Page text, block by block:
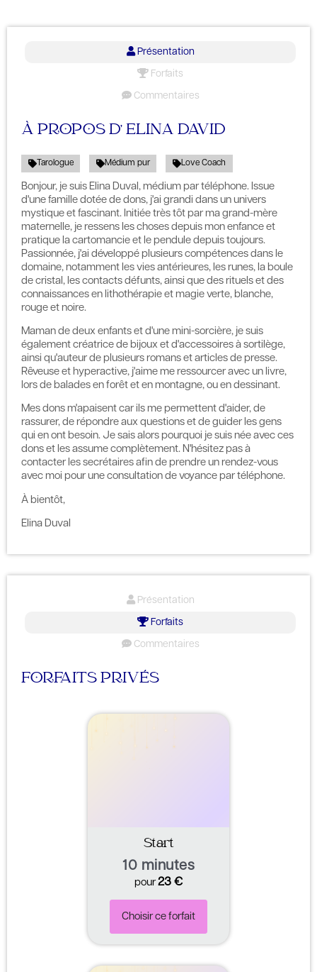
Présentation
Forfaits
Commentaires
À PROPOS D' ELINA DAVID
Tarologue Médium pur Love Coach
Bonjour, je suis Elina Duval, médium par téléphone. Issue
d'une famille dotée de dons, j'ai grandi dans un univers
mystique et fascinant. Initiée très tôt par ma grand-mère
maternelle, je ressens les choses depuis mon enfance et
pratique la cartomancie et le pendule depuis toujours.
Passionnée, j'ai développé plusieurs compétences dans le
domaine, notamment les vies antérieures, les runes, la boule
de cristal, les contacts défunts, ainsi que des rituels et des
connaissances en lithothérapie et magie verte, blanche,
rouge et noire.
Maman de deux enfants et d'une mini-sorcière, je suis
également créatrice de bijoux et d'accessoires à sortilège,
ainsi qu'auteur de plusieurs romans et articles de presse.
Rêveuse et hyperactive, j'aime me ressourcer avec un livre,
lors de balades en forêt et en montagne, ou en dessinant.
Mes dons m'apaisent car ils me permettent d'aider, de
rassurer, de répondre aux questions et de guider les gens
qui en ont besoin. Je sais alors pourquoi je suis née avec ces
dons et les assume complètement. N'hésitez pas à
contacter les secrétaires afin de prendre un rendez-vous
avec moi pour une consultation de voyance par téléphone.
À bientôt,
Elina Duval
Présentation
Forfaits
Commentaires
FORFAITS PRIVÉS
Start
10 minutes
pour23 €
Choisir ce forfait